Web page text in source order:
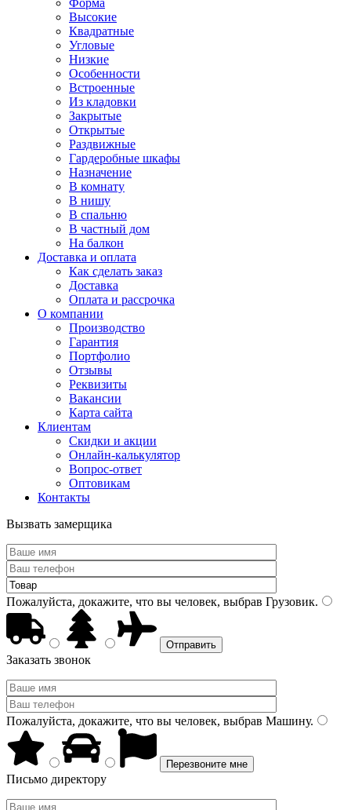
Форма
Высокие
Квадратные
Угловые
Низкие
Особенности
Встроенные
Из кладовки
Закрытые
Открытые
Раздвижные
Гардеробные шкафы
Назначение
В комнату
В нишу
В спальню
В частный дом
На балкон
Доставка и оплата
Как сделать заказ
Доставка
Оплата и рассрочка
О компании
Производство
Гарантия
Портфолио
Отзывы
Реквизиты
Вакансии
Карта сайта
Клиентам
Скидки и акции
Онлайн-калькулятор
Вопрос-ответ
Оптовикам
Контакты
Вызвать замерщика
Пожалуйста, докажите, что вы человек, выбрав Грузовик.
Заказать звонок
Пожалуйста, докажите, что вы человек, выбрав Машину.
Письмо директору